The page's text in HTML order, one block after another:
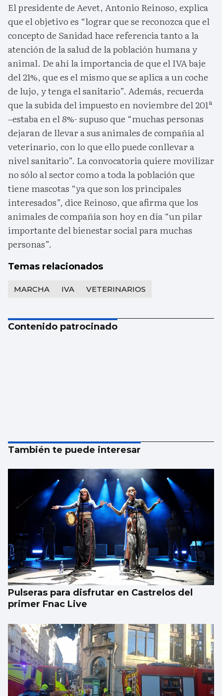
El presidente de Aevet, Antonio Reinoso, explica
que el objetivo es “lograr que se reconozca que el
concepto de Sanidad hace referencia tanto a la
atención de la salud de la población humana y
animal. De ahí la importancia de que el IVA baje
del 21%, que es el mismo que se aplica a un coche
de lujo, y tenga el sanitario”. Además, recuerda
que la subida del impuesto en noviembre del 201ª
–estaba en el 8%- supuso que “muchas personas
dejaran de llevar a sus animales de compañía al
veterinario, con lo que ello puede conllevar a
nivel sanitario”. La convocatoria quiere movilizar
no sólo al sector como a toda la población que
tiene mascotas “ya que son los principales
interesados”, dice Reinoso, que afirma que los
animales de compañía son hoy en día “un pilar
importante del bienestar social para muchas
personas”.
Temas relacionados
MARCHA IVA VETERINARIOS
Contenido patrocinado
También te puede interesar
Pulseras para disfrutar en Castrelos del
primer Fnac Live